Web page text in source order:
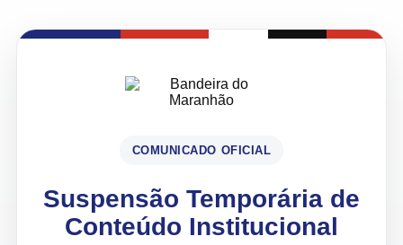
COMUNICADO OFICIAL
Suspensão Temporária de
Conteúdo Institucional